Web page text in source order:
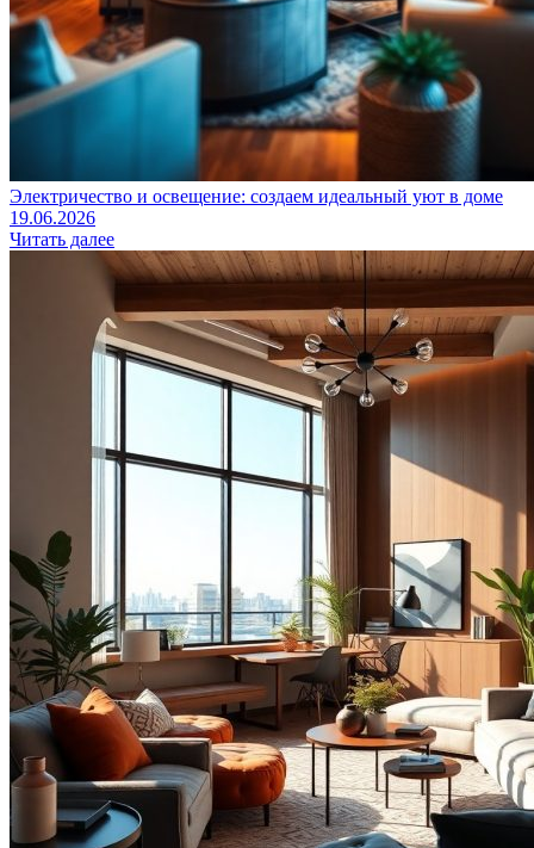
Электричество и освещение: создаем идеальный уют в доме
19.06.2026
Читать далее